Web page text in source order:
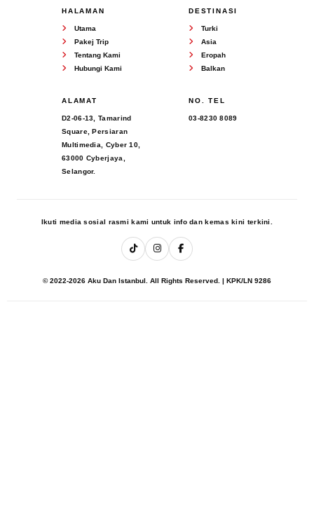
HALAMAN
Utama
Pakej Trip
Tentang Kami
Hubungi Kami
DESTINASI
Turki
Asia
Eropah
Balkan
ALAMAT
D2-06-13, Tamarind
Square, Persiaran
Multimedia, Cyber 10,
63000 Cyberjaya,
Selangor.
NO. TEL
03-8230 8089
Ikuti media sosial rasmi kami untuk info dan kemas kini terkini.
© 2022-2026 Aku Dan Istanbul. All Rights Reserved. | KPK/LN 9286